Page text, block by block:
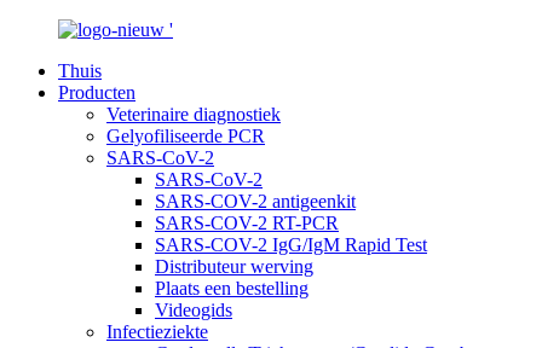
Thuis
Producten
Veterinaire diagnostiek
Gelyofiliseerde PCR
SARS-CoV-2
SARS-CoV-2
SARS-COV-2 antigeenkit
SARS-COV-2 RT-PCR
SARS-COV-2 IgG/IgM Rapid Test
Distributeur werving
Plaats een bestelling
Videogids
Infectieziekte